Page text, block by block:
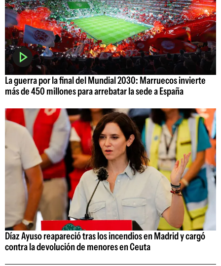
La guerra por la final del Mundial 2030: Marruecos invierte
más de 450 millones para arrebatar la sede a España
Díaz Ayuso reapareció tras los incendios en Madrid y cargó
contra la devolución de menores en Ceuta